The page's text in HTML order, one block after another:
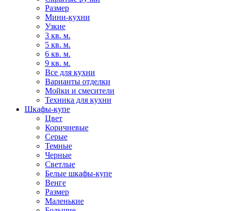
Размер
Мини-кухни
Узкие
3 кв. м.
5 кв. м.
6 кв. м.
9 кв. м.
Все для кухни
Варианты отделки
Мойки и смесители
Техника для кухни
Шкафы-купе
Цвет
Коричневые
Серые
Темные
Черные
Светлые
Белые шкафы-купе
Венге
Размер
Маленькие